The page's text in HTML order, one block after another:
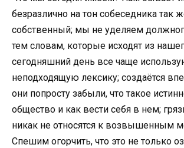
безразлично на тон собеседника так
собственный; мы не уделяем
тем словам, которые исходят из
сегодняшний день все чаще
неподходящую лексику; создаётся
они попросту забыли, что такое
общество и как вести себя в нем;
никак не относятся к возвышенным
Спешим огорчить, что это не только